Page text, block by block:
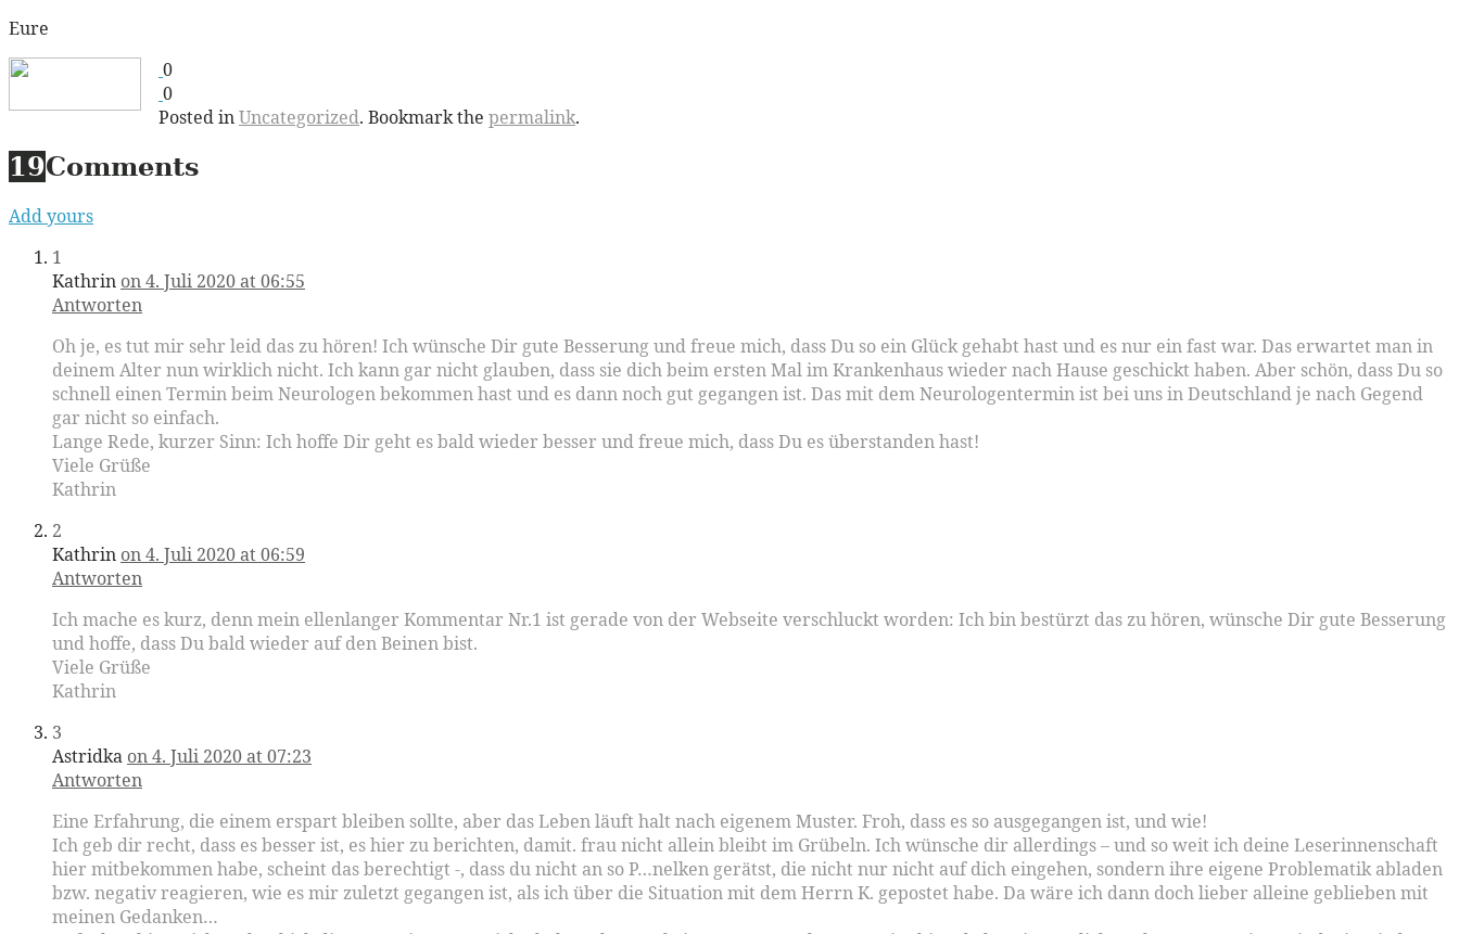
Eure
0
0
Posted inUncategorized. Bookmark the permalink.
19Comments
Add yours
1
Kathrin on 4. Juli 2020 at 06:55
Antworten
Oh je, es tut mir sehr leid das zu hören! Ich wünsche Dir gute Besserung und freue mich, dass Du so ein Glück gehabt hast und es nur ein fast war. Das erwartet man in
deinem Alter nun wirklich nicht. Ich kann gar nicht glauben, dass sie dich beim ersten Mal im Krankenhaus wieder nach Hause geschickt haben. Aber schön, dass Du so
schnell einen Termin beim Neurologen bekommen hast und es dann noch gut gegangen ist. Das mit dem Neurologentermin ist bei uns in Deutschland je nach Gegend
gar nicht so einfach.
Lange Rede, kurzer Sinn: Ich hoffe Dir geht es bald wieder besser und freue mich, dass Du es überstanden hast!
Viele Grüße
Kathrin
2
Kathrin on 4. Juli 2020 at 06:59
Antworten
Ich mache es kurz, denn mein ellenlanger Kommentar Nr.1 ist gerade von der Webseite verschluckt worden: Ich bin bestürzt das zu hören, wünsche Dir gute Besserung
und hoffe, dass Du bald wieder auf den Beinen bist.
Viele Grüße
Kathrin
3
Astridka on 4. Juli 2020 at 07:23
Antworten
Eine Erfahrung, die einem erspart bleiben sollte, aber das Leben läuft halt nach eigenem Muster. Froh, dass es so ausgegangen ist, und wie!
Ich geb dir recht, dass es besser ist, es hier zu berichten, damit. frau nicht allein bleibt im Grübeln. Ich wünsche dir allerdings – und so weit ich deine Leserinnenschaft
hier mitbekommen habe, scheint das berechtigt -, dass du nicht an so P…nelken gerätst, die nicht nur nicht auf dich eingehen, sondern ihre eigene Problematik abladen
bzw. negativ reagieren, wie es mir zuletzt gegangen ist, als ich über die Situation mit dem Herrn K. gepostet habe. Da wäre ich dann doch lieber alleine geblieben mit
meinen Gedanken…